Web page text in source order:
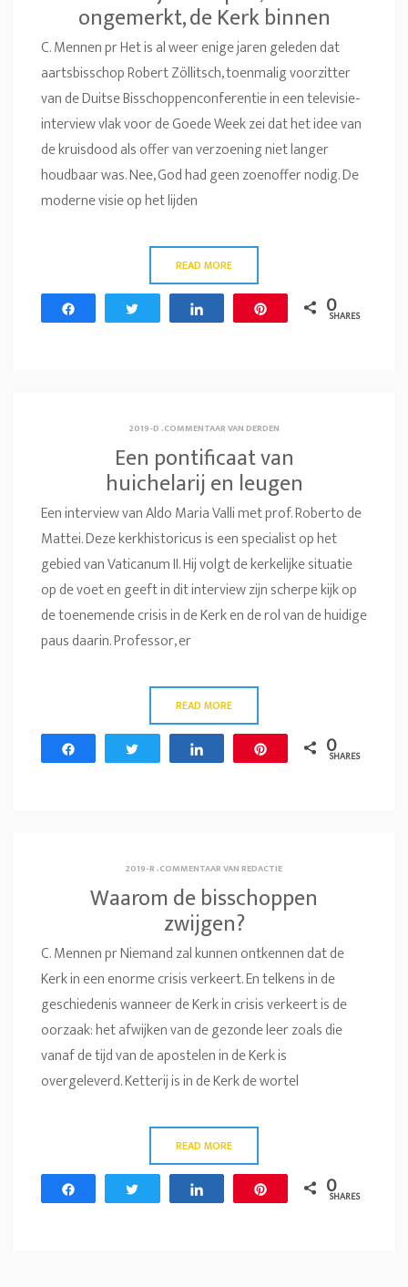
ongemerkt, de Kerk binnen
C. Mennen pr Het is al weer enige jaren geleden dat
aartsbisschop Robert Zöllitsch, toenmalig voorzitter
van de Duitse Bisschoppenconferentie in een televisie-
interview vlak voor de Goede Week zei dat het idee van
de kruisdood als offer van verzoening niet langer
houdbaar was. Nee, God had geen zoenoffer nodig. De
moderne visie op het lijden
READ MORE
0
SHARES
2019-D.COMMENTAAR VAN DERDEN
Een pontificaat van
huichelarij en leugen
Een interview van Aldo Maria Valli met prof. Roberto de
Mattei. Deze kerkhistoricus is een specialist op het
gebied van Vaticanum II. Hij volgt de kerkelijke situatie
op de voet en geeft in dit interview zijn scherpe kijk op
de toenemende crisis in de Kerk en de rol van de huidige
paus daarin. Professor, er
READ MORE
0
SHARES
2019-R.COMMENTAAR VAN REDACTIE
Waarom de bisschoppen
zwijgen?
C. Mennen pr Niemand zal kunnen ontkennen dat de
Kerk in een enorme crisis verkeert. En telkens in de
geschiedenis wanneer de Kerk in crisis verkeert is de
oorzaak: het afwijken van de gezonde leer zoals die
vanaf de tijd van de apostelen in de Kerk is
overgeleverd. Ketterij is in de Kerk de wortel
READ MORE
0
SHARES